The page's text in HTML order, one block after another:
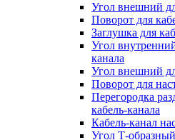
Угол внешний
Поворот для
Заглушка для
Угол
канала
Угол внешний
Поворот для
Перегородка
кабель-канала
Кабель-канал
Угол Т-